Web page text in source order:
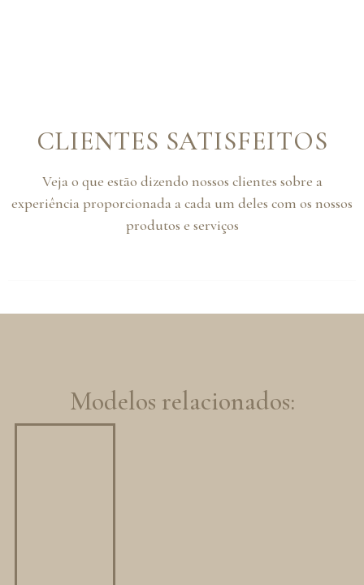
CLIENTES SATISFEITOS
Veja o que estão dizendo nossos clientes sobre a
experiência proporcionada a cada um deles com os nossos
produtos e serviços
Modelos relacionados: